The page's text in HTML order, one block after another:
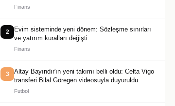
Finans
2
Evim sisteminde yeni dönem: Sözleşme sınırları
ve yatırım kuralları değişti
Finans
3
Altay Bayındır'ın yeni takımı belli oldu: Celta Vigo
transferi Bilal Göregen videosuyla duyuruldu
Futbol